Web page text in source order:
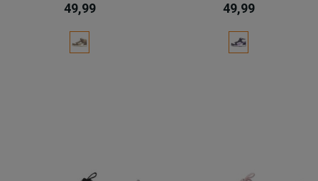
49,99 49,99